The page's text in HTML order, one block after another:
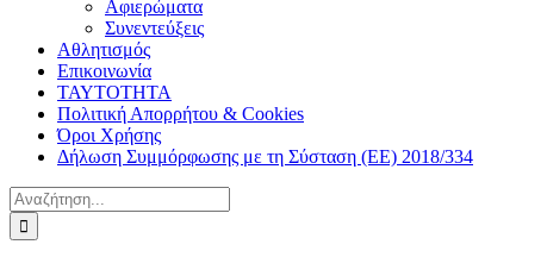
Αφιερώματα
Συνεντεύξεις
Αθλητισμός
Επικοινωνία
ΤΑΥΤΟΤΗΤΑ
Πολιτική Απορρήτου & Cookies
Όροι Χρήσης
Δήλωση Συμμόρφωσης με τη Σύσταση (ΕΕ) 2018/334
Αναζήτηση
για: